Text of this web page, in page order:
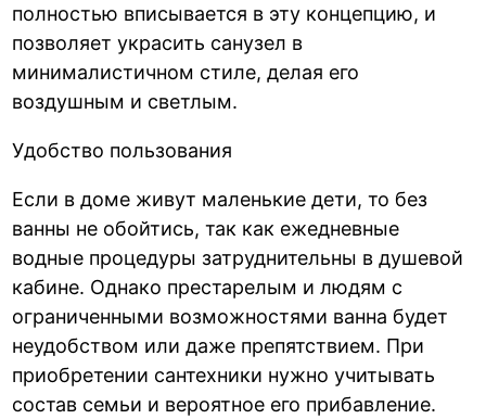
полностью вписывается в эту концепцию, и
позволяет украсить санузел в
минималистичном стиле, делая его
воздушным и светлым.
Удобство пользования
Если в доме живут маленькие дети, то без
ванны не обойтись, так как ежедневные
водные процедуры затруднительны в душевой
кабине. Однако престарелым и людям с
ограниченными возможностями ванна будет
неудобством или даже препятствием. При
приобретении сантехники нужно учитывать
состав семьи и вероятное его прибавление.